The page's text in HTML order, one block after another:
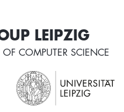
LEIPZIG
OF COMPUTER SCIENCE